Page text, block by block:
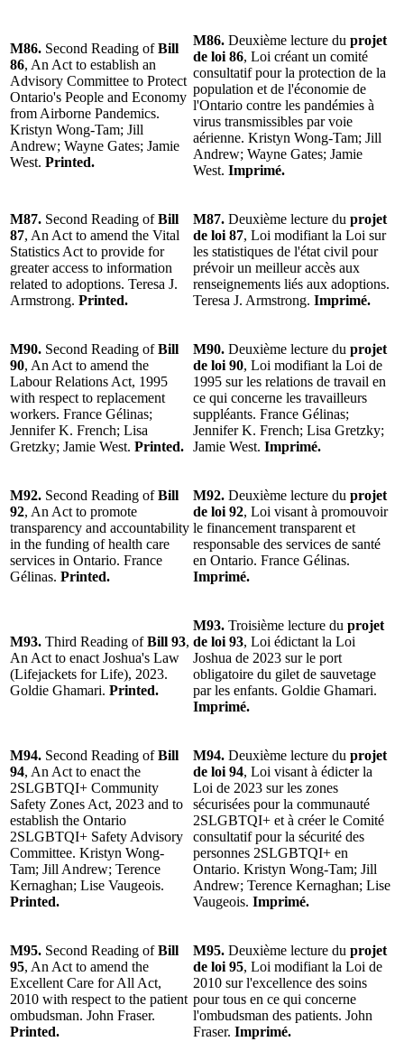
M86. Second Reading ofBill
86, An Act to establish an
Advisory Committee to Protect
Ontario's People and Economy
from Airborne Pandemics.
Kristyn Wong-Tam; Jill
Andrew; Wayne Gates; Jamie
West. Printed.
M86. Deuxième lecture du projet
de loi 86, Loi créant un comité
consultatif pour la protection de la
population et de l'économie de
l'Ontario contre les pandémies à
virus transmissibles par voie
aérienne. Kristyn Wong-Tam; Jill
Andrew; Wayne Gates; Jamie
West. Imprimé.
M87. Second Reading ofBill
87, An Act to amend the Vital
Statistics Act to provide for
greater access to information
related to adoptions. Teresa J.
Armstrong. Printed.
M87. Deuxième lecture du projet
de loi 87, Loi modifiant la Loi sur
les statistiques de l'état civil pour
prévoir un meilleur accès aux
renseignements liés aux adoptions.
Teresa J. Armstrong. Imprimé.
M90. Second Reading ofBill
90, An Act to amend the
Labour Relations Act, 1995
with respect to replacement
workers. France Gélinas;
Jennifer K. French; Lisa
Gretzky; Jamie West. Printed.
M90. Deuxième lecture du projet
de loi 90, Loi modifiant la Loi de
1995 sur les relations de travail en
ce qui concerne les travailleurs
suppléants. France Gélinas;
Jennifer K. French; Lisa Gretzky;
Jamie West. Imprimé.
M92. Second Reading ofBill
92, An Act to promote
transparency and accountability
in the funding of health care
services in Ontario. France
Gélinas. Printed.
M92. Deuxième lecture du projet
de loi 92, Loi visant à promouvoir
le financement transparent et
responsable des services de santé
en Ontario. France Gélinas.
Imprimé.
M93. Third Reading ofBill 93,
An Act to enact Joshua's Law
(Lifejackets for Life), 2023.
Goldie Ghamari. Printed.
M93. Troisième lecture du projet
de loi 93, Loi édictant la Loi
Joshua de 2023 sur le port
obligatoire du gilet de sauvetage
par les enfants. Goldie Ghamari.
Imprimé.
M94. Second Reading ofBill
94, An Act to enact the
2SLGBTQI+ Community
Safety Zones Act, 2023 and to
establish the Ontario
2SLGBTQI+ Safety Advisory
Committee. Kristyn Wong-
Tam; Jill Andrew; Terence
Kernaghan; Lise Vaugeois.
Printed.
M94. Deuxième lecture du projet
de loi 94, Loi visant à édicter la
Loi de 2023 sur les zones
sécurisées pour la communauté
2SLGBTQI+ et à créer le Comité
consultatif pour la sécurité des
personnes 2SLGBTQI+ en
Ontario. Kristyn Wong-Tam; Jill
Andrew; Terence Kernaghan; Lise
Vaugeois. Imprimé.
M95. Second Reading ofBill
95, An Act to amend the
Excellent Care for All Act,
2010 with respect to the patient
ombudsman. John Fraser.
Printed.
M95. Deuxième lecture du projet
de loi 95, Loi modifiant la Loi de
2010 sur l'excellence des soins
pour tous en ce qui concerne
l'ombudsman des patients. John
Fraser. Imprimé.